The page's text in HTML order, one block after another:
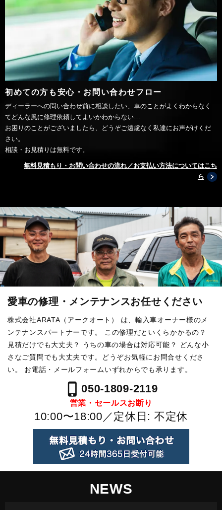
初めての方も安心・お問い合わせフロー
ディーラーへの問い合わせ前に相談したい、車のことがよくわからなく
てどんな風に修理依頼してよいかわからない…
お困りのことがございましたら、どうぞご遠慮なく私達にお声がけくだ
さい。
相談・お見積りは無料です。
無料見積もり・お問い合わせの流れ／お支払い方法についてはこち
ら
愛車の修理・メンテナンスお任せください
株式会社ARATA（アークオート） は、輸入車オーナー様のメ
ンテナンスパートナーです。
この修理だといくらかかるの？
見積だけでも大丈夫？ うちの車の場合は対応可能？
どんな小
さなご質問でも大丈夫です。どうぞお気軽にお問合せくださ
い。
お電話・メールフォームいずれからでも承ります。
phone_iphone 050-1809-2119
営業・セールスお断り
10:00〜18:00／定休日: 不定休
NEWS